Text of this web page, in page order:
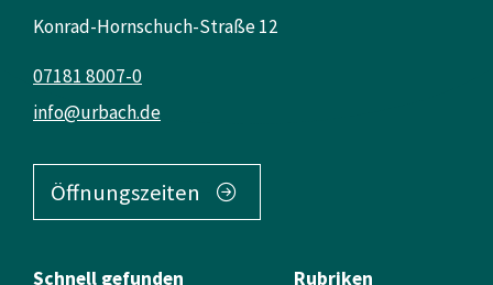
Konrad-Hornschuch-Straße 12
info@urbach.de
07181 8007-0
Öffnungszeiten
Schnell gefunden Rubriken